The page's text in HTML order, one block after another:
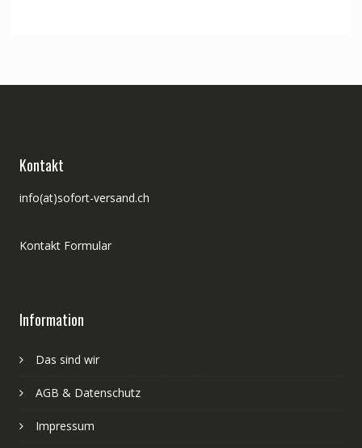
Kontakt
info(at)sofort-versand.ch
Kontakt Formular
Information
Das sind wir
AGB & Datenschutz
Impressum